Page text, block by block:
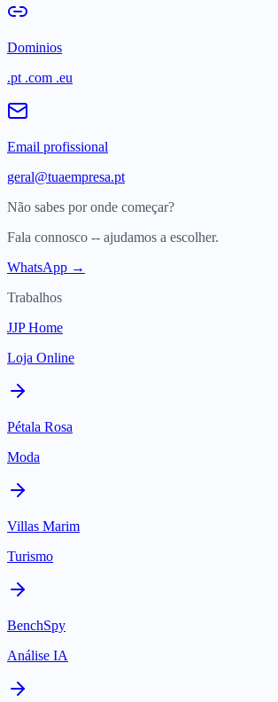
Dominios
.pt .com .eu
Email profissional
geral@tuaempresa.pt
Não sabes por onde começar?
Fala connosco -- ajudamos a escolher.
WhatsApp →
Trabalhos
JJP Home
Loja Online
Pétala Rosa
Moda
Villas Marim
Turismo
BenchSpy
Análise IA